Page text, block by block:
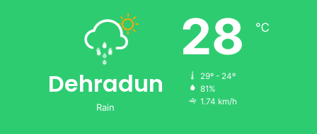
Dehradun
Rain
28 ℃
29º - 24º
81%
1.74 km/h